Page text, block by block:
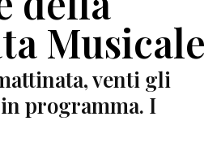
Musicale
venti gli
programma. I